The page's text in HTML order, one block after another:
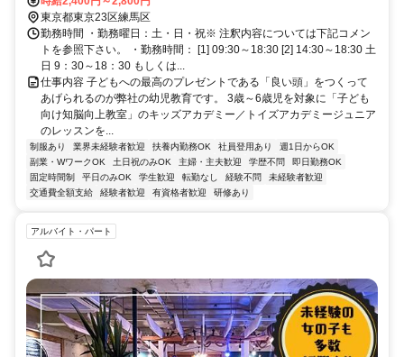
東京都東京23区練馬区
勤務時間 ・勤務曜日：土・日・祝※ 注釈内容については下記コメン
トを参照下さい。 ・勤務時間： [1] 09:30～18:30 [2] 14:30～18:30 土
日 9：30～18：30 もしくは...
仕事内容 子どもへの最高のプレゼントである「良い頭」をつくって
あげられるのが弊社の幼児教育です。 3歳～6歳児を対象に「子ども
向け知脳向上教室」のキッズアカデミー／トイズアカデミージュニア
のレッスンを...
制服あり 業界未経験者歓迎 扶養内勤務OK 社員登用あり
週1日からOK
副業・WワークOK
土日祝のみOK 主婦・主夫歓迎 学歴不問
即日勤務OK
固定時間制
平日のみOK 学生歓迎 転勤なし 経験不問
未経験者歓迎
交通費全額支給
経験者歓迎 有資格者歓迎 研修あり
アルバイト・パート